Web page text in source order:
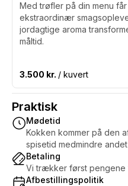
Med trøfler på din menu
ekstraordinær
jordagtige aroma
måltid.
3.500 kr. / kuvert
Praktisk
Mødetid
Kokken kommer på den
spisetid medmindre
Betaling
Vi trækker først pengene
Afbestillingspolitik